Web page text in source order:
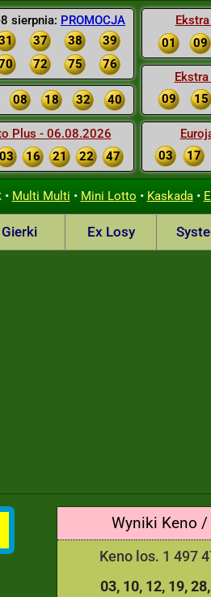
sierpnia: PROMOCJA
37 38
39
72 75 76
08 18 32 40
Plus - 06.08.2026
16 21 22 47
01
09
09
15
03
17
• Multi Multi • Mini Lotto • Kaskada•
Gierki Ex Losy
Wyniki Keno
Keno los. 1 497
03 10 12 19 28